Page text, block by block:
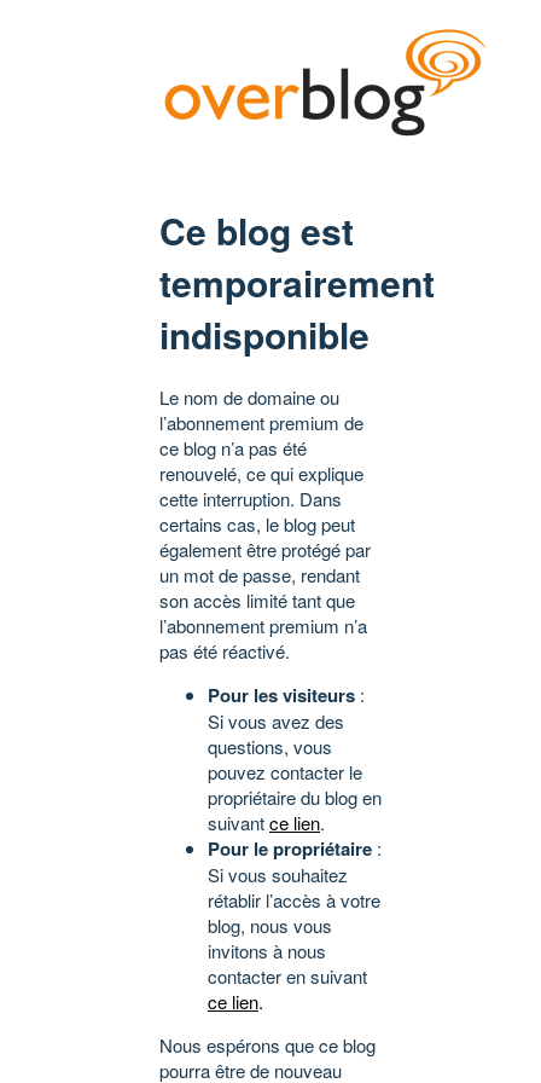
Ce blog est
temporairement
indisponible
Le nom de domaine ou
l’abonnement premium de
ce blog n’a pas été
renouvelé, ce qui explique
cette interruption. Dans
certains cas, le blog peut
également être protégé par
un mot de passe, rendant
son accès limité tant que
l’abonnement premium n’a
pas été réactivé.
Pour les visiteurs :
Si vous avez des
questions, vous
pouvez contacter le
propriétaire du blog en
suivantce lien.
Pour le propriétaire :
Si vous souhaitez
rétablir l’accès à votre
blog, nous vous
invitons à nous
contacter en suivant
ce lien.
Nous espérons que ce blog
pourra être de nouveau